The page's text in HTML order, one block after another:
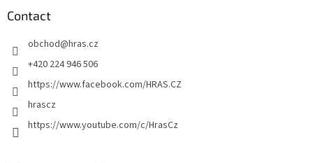
Contact
obchod@hras.cz
+420 224 946 506
https://www.facebook.com/HRAS.CZ
hrascz
https://www.youtube.com/c/HrasCz